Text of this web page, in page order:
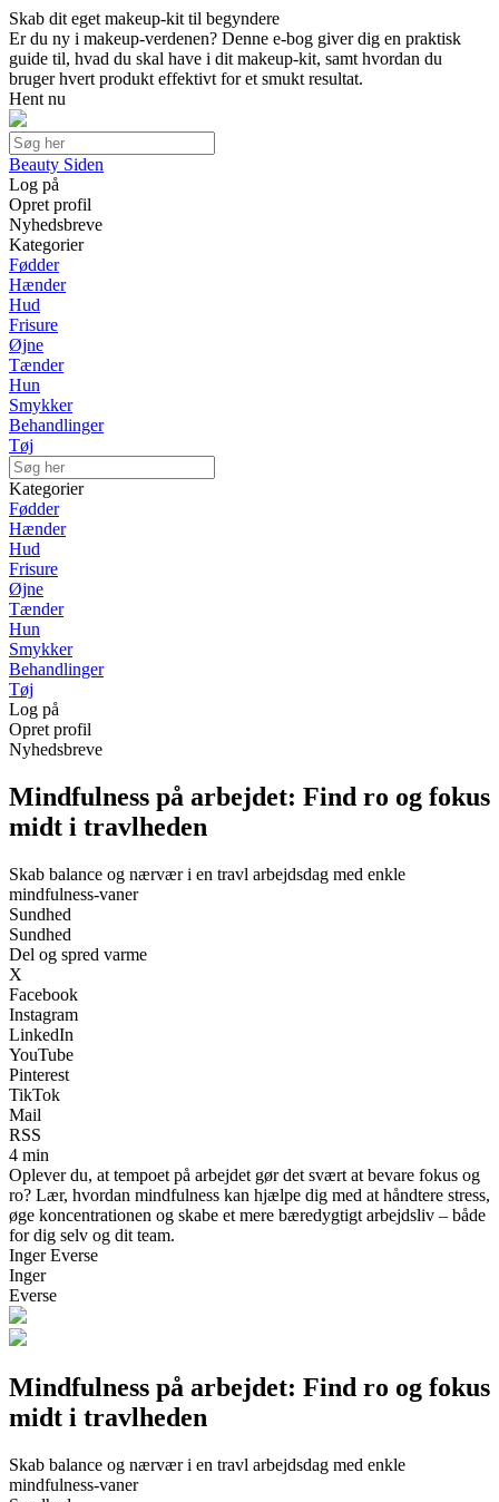
Skab dit eget makeup-kit til begyndere
Er du ny i makeup-verdenen? Denne e-bog giver dig en praktisk
guide til, hvad du skal have i dit makeup-kit, samt hvordan du
bruger hvert produkt effektivt for et smukt resultat.
Hent nu
Beauty Siden
Log på
Opret profil
Nyhedsbreve
Kategorier
Fødder
Hænder
Hud
Frisure
Øjne
Tænder
Hun
Smykker
Behandlinger
Tøj
Kategorier
Fødder
Hænder
Hud
Frisure
Øjne
Tænder
Hun
Smykker
Behandlinger
Tøj
Log på
Opret profil
Nyhedsbreve
Mindfulness på arbejdet: Find ro og fokus
midt i travlheden
Skab balance og nærvær i en travl arbejdsdag med enkle
mindfulness-vaner
Sundhed
Sundhed
Del og spred varme
X
Facebook
Instagram
LinkedIn
YouTube
Pinterest
TikTok
Mail
RSS
4 min
Oplever du, at tempoet på arbejdet gør det svært at bevare fokus og
ro? Lær, hvordan mindfulness kan hjælpe dig med at håndtere stress,
øge koncentrationen og skabe et mere bæredygtigt arbejdsliv – både
for dig selv og dit team.
Inger Everse
Inger
Everse
Mindfulness på arbejdet: Find ro og fokus
midt i travlheden
Skab balance og nærvær i en travl arbejdsdag med enkle
mindfulness-vaner